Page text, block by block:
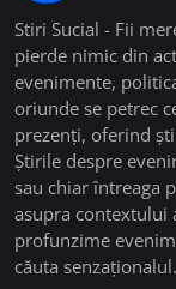
Stiri Sucial - Fii
pierde nimic din
evenimente,
oriunde se petrec
prezenți, oferind
Știrile despre
sau chiar întreaga
asupra contextului
profunzime
căuta senzaționalul.